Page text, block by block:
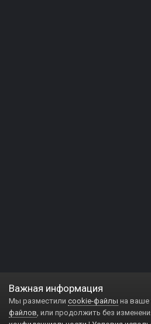
Важная информация
Мы разместили cookie-файлы на ваше
файлов, или продолжить без